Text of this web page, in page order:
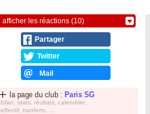
afficher les réactions (10)
Partager
Twitter
Mail
la page du club : Paris SG
bilan, stats, réultats, calendrier,
effectif, tranferts, ...